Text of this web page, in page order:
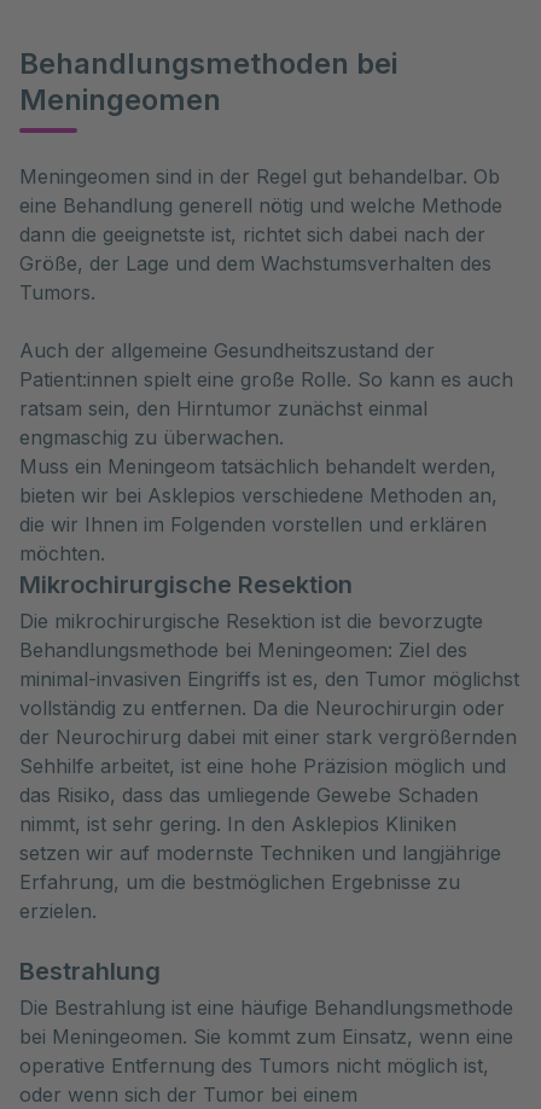
Behandlungsmethoden bei
Meningeomen
Meningeomen sind in der Regel gut behandelbar. Ob
eine Behandlung generell nötig und welche Methode
dann die geeignetste ist, richtet sich dabei nach der
Größe, der Lage und dem Wachstumsverhalten des
Tumors.
Auch der allgemeine Gesundheitszustand der
Patient:innen spielt eine große Rolle. So kann es auch
ratsam sein, den Hirntumor zunächst einmal
engmaschig zu überwachen.
Muss ein Meningeom tatsächlich behandelt werden,
bieten wir bei Asklepios verschiedene Methoden an,
die wir Ihnen im Folgenden vorstellen und erklären
möchten.
Mikrochirurgische Resektion
Die mikrochirurgische Resektion ist die bevorzugte
Behandlungsmethode bei Meningeomen: Ziel des
minimal-invasiven Eingriffs ist es, den Tumor möglichst
vollständig zu entfernen. Da die Neurochirurgin oder
der Neurochirurg dabei mit einer stark vergrößernden
Sehhilfe arbeitet, ist eine hohe Präzision möglich und
das Risiko, dass das umliegende Gewebe Schaden
nimmt, ist sehr gering. In den Asklepios Kliniken
setzen wir auf modernste Techniken und langjährige
Erfahrung, um die bestmöglichen Ergebnisse zu
erzielen.
Bestrahlung
Die Bestrahlung ist eine häufige Behandlungsmethode
bei Meningeomen. Sie kommt zum Einsatz, wenn eine
operative Entfernung des Tumors nicht möglich ist,
oder wenn sich der Tumor bei einem